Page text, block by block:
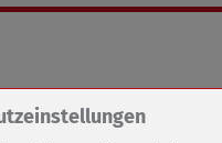
Sprechstunde und
Cookies /